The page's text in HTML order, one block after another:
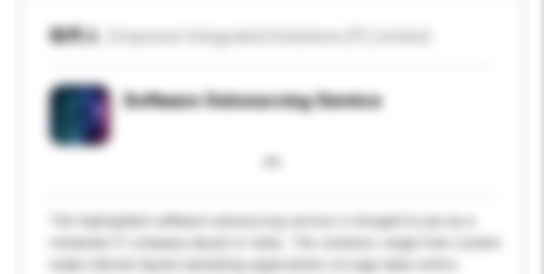
收件人
Software Outsourcing Service
The highlighted software outsourcing service is brought to you by a
made Internet based marketing applications to huge data centric